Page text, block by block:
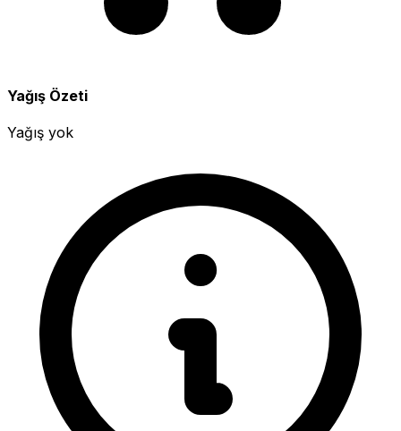
Yağış Özeti
Yağış yok